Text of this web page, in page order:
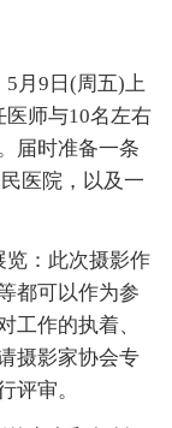
月9日(周五)上
师与10名左右
届时准备一条
医院，以及一
览：此次摄影作
都可以作为参
工作的执着、
摄影家协会专
评审。